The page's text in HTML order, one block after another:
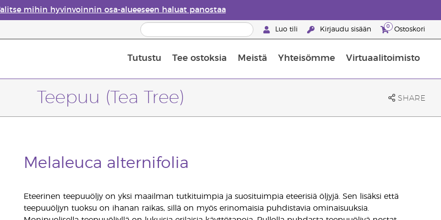
mihin hyvinvoinnin osa-alueeseen haluat panostaa
Luo tili Kirjaudu sisään 0 Ostoskori
Tutustu Tee ostoksia Meistä Yhteisömme Virtuaalitoimisto
Teepuu (Tea Tree) SHARE
Melaleuca alternifolia
Eteerinen teepuuöljy on yksi maailman tutkituimpia ja suosituimpia eteerisiä öljyjä. Sen lisäksi että
teepuuöljyn tuoksu on ihanan raikas, sillä on myös erinomaisia puhdistavia ominaisuuksia.